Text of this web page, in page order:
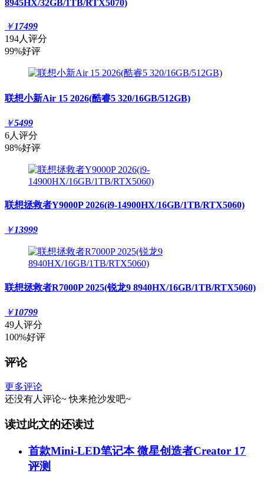
8945HX/32GB/1TB/RTX5070)
￥17499
194人评分
99%好评
联想小新Air 15 2026(酷睿5 320/16GB/512GB)
￥5499
6人评分
98%好评
联想拯救者Y9000P 2026(i9-14900HX/16GB/1TB/RTX5060)
￥13999
联想拯救者R7000P 2025(锐龙9 8940HX/16GB/1TB/RTX5060)
￥10799
49人评分
100%好评
评论
更多评论
还没有人评论~ 快来抢沙发吧~
读过此文的还读过
首款Mini-LED笔记本 微星创造者Creator 17
评测